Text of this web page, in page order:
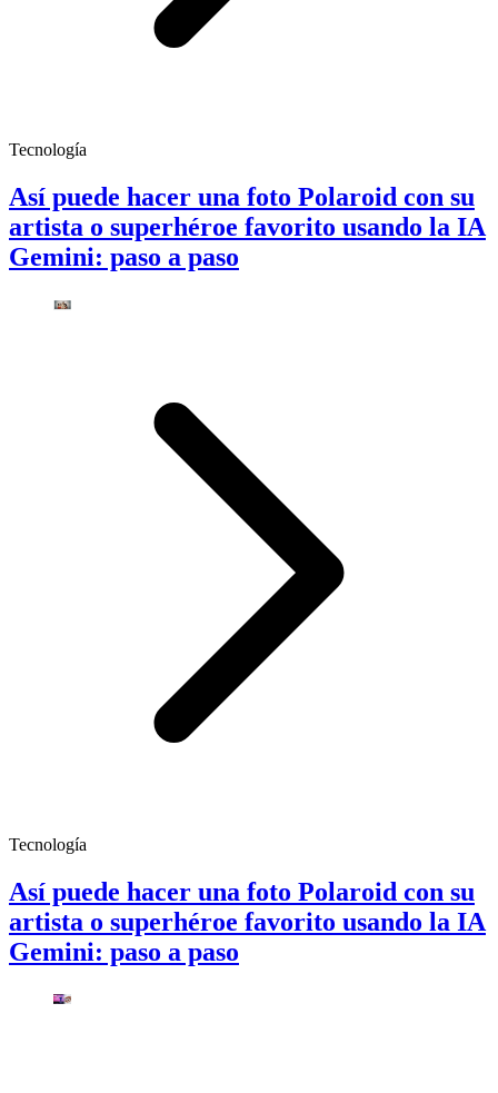
Tecnología
Así puede hacer una foto Polaroid con su
artista o superhéroe favorito usando la IA
Gemini: paso a paso
Tecnología
Así puede hacer una foto Polaroid con su
artista o superhéroe favorito usando la IA
Gemini: paso a paso